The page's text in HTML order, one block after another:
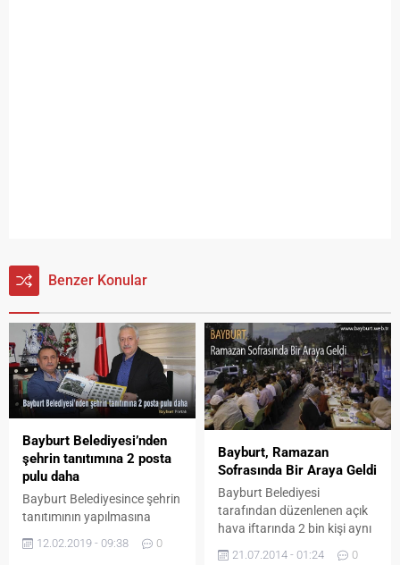
Benzer Konular
Bayburt Belediyesi’nden
şehrin tanıtımına 2 posta
pulu daha
Bayburt Belediyesince şehrin
tanıtımının yapılmasına
katkıda bulunmak adına
yaptırılan posta pulları
12.02.2019 - 09:38 0
Bayburt, Ramazan
Sofrasında Bir Araya Geldi
Bayburt Belediyesi
tarafından düzenlenen açık
hava iftarında 2 bin kişi aynı
sofrada iftar yaparak
21.07.2014 - 01:24 0